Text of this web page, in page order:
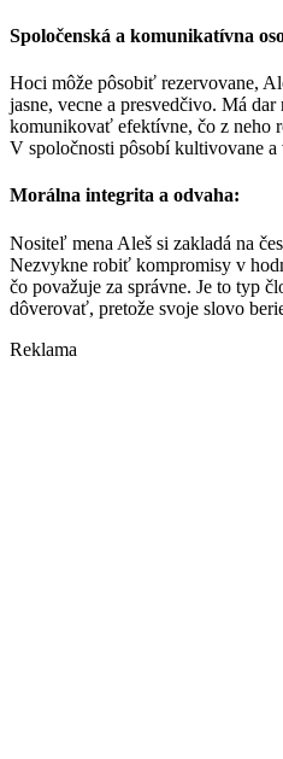
Spoločenská a komunikatívna
Hoci môže pôsobiť rezervovane,
jasne, vecne a presvedčivo. Má dar
komunikovať efektívne, čo z neho
V spoločnosti pôsobí kultivovane a
Morálna integrita a odvaha:
Nositeľ mena Aleš si zakladá na
Nezvykne robiť kompromisy v
čo považuje za správne. Je to typ
dôverovať, pretože svoje slovo
Reklama